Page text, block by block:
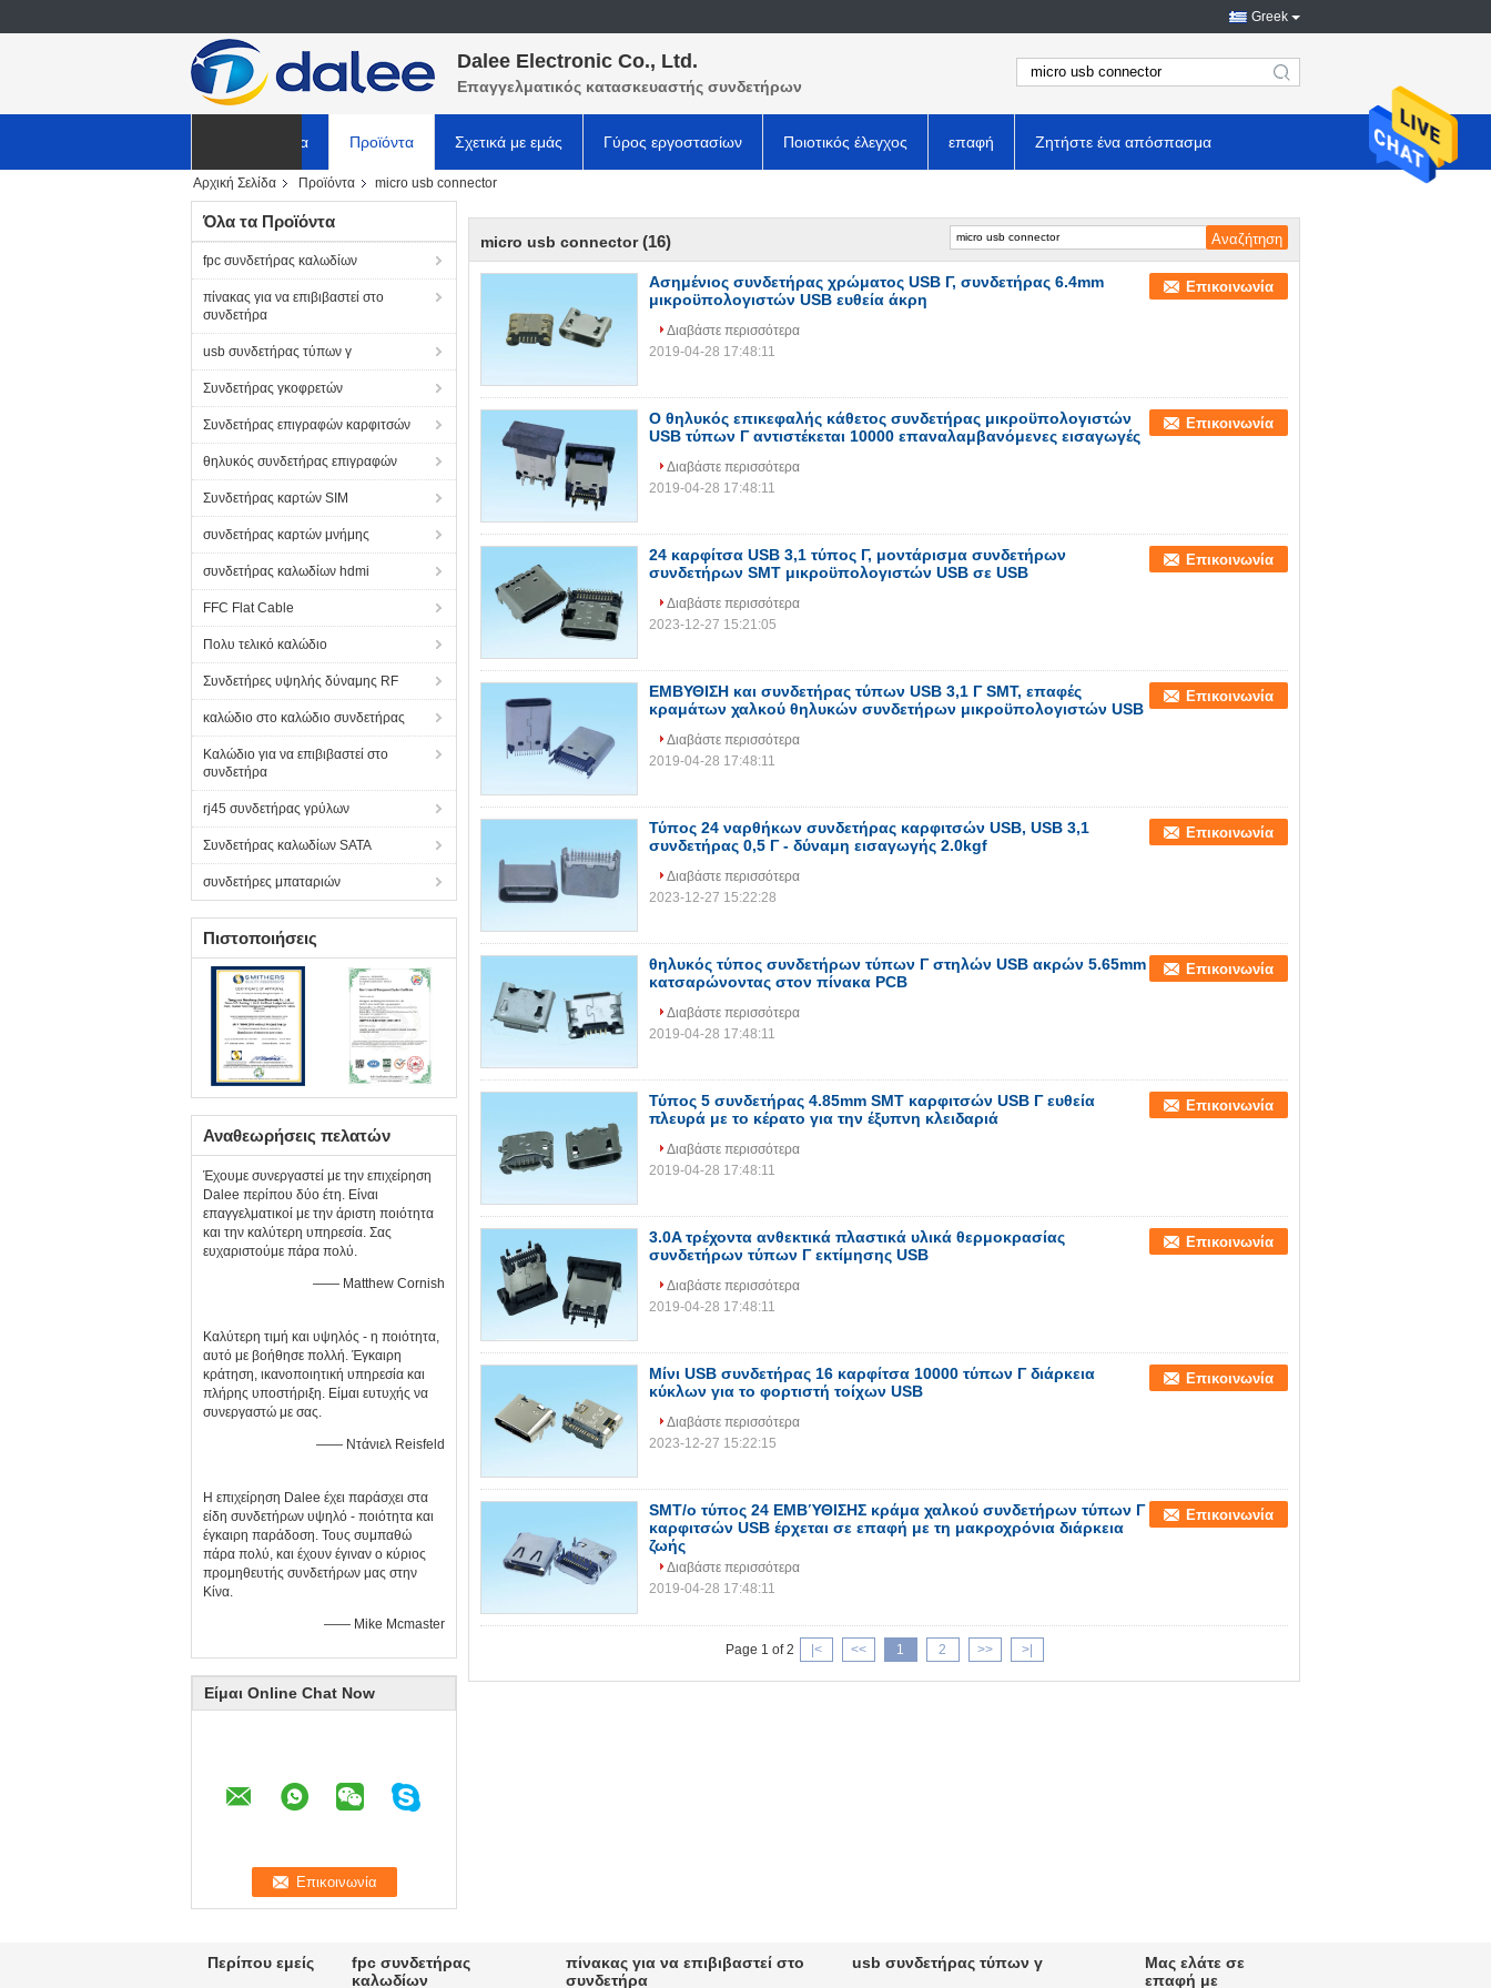
Greek
Dalee Electronic Co., Ltd.
Επαγγελματικός κατασκευαστής συνδετήρων search
Αρχική Σελίδα Προϊόντα Σχετικά με εμάς Γύρος εργοστασίων Ποιοτικός έλεγχος επαφή Ζητήστε ένα απόσπασμα
ΕΙΔΗΣΕΙΣ
Αρχική Σελίδα Προϊόντα micro usb connector
Όλα τα Προϊόντα
fpc συνδετήρας καλωδίων
πίνακας για να επιβιβαστεί στο
συνδετήρα
usb συνδετήρας τύπων γ
Συνδετήρας γκοφρετών
Συνδετήρας επιγραφών καρφιτσών
θηλυκός συνδετήρας επιγραφών
Συνδετήρας καρτών SIM
συνδετήρας καρτών μνήμης
συνδετήρας καλωδίων hdmi
FFC Flat Cable
Πολυ τελικό καλώδιο
Συνδετήρες υψηλής δύναμης RF
καλώδιο στο καλώδιο συνδετήρας
Καλώδιο για να επιβιβαστεί στο
συνδετήρα
rj45 συνδετήρας γρύλων
Συνδετήρας καλωδίων SATA
συνδετήρες μπαταριών
Πιστοποιήσεις
Αναθεωρήσεις πελατών
Έχουμε συνεργαστεί με την επιχείρηση
Dalee περίπου δύο έτη. Είναι
επαγγελματικοί με την άριστη ποιότητα
και την καλύτερη υπηρεσία. Σας
ευχαριστούμε πάρα πολύ.
—— Matthew Cornish
Καλύτερη τιμή και υψηλός - η ποιότητα,
αυτό με βοήθησε πολλή. Έγκαιρη
κράτηση, ικανοποιητική υπηρεσία και
πλήρης υποστήριξη. Είμαι ευτυχής να
συνεργαστώ με σας.
—— Ντάνιελ Reisfeld
Η επιχείρηση Dalee έχει παράσχει στα
είδη συνδετήρων υψηλό - ποιότητα και
έγκαιρη παράδοση. Τους συμπαθώ
πάρα πολύ, και έχουν έγιναν ο κύριος
προμηθευτής συνδετήρων μας στην
Κίνα.
—— Mike Mcmaster
Είμαι Online Chat Now
micro usb connector (16)
Ασημένιος συνδετήρας χρώματος USB Γ, συνδετήρας 6.4mm
μικροϋπολογιστών USB ευθεία άκρη
Επικοινωνία
Διαβάστε περισσότερα
2019-04-28 17:48:11
Ο θηλυκός επικεφαλής κάθετος συνδετήρας μικροϋπολογιστών
USB τύπων Γ αντιστέκεται 10000 επαναλαμβανόμενες εισαγωγές
Επικοινωνία
Διαβάστε περισσότερα
2019-04-28 17:48:11
24 καρφίτσα USB 3,1 τύπος Γ, μοντάρισμα συνδετήρων
συνδετήρων SMT μικροϋπολογιστών USB σε USB
Επικοινωνία
Διαβάστε περισσότερα
2023-12-27 15:21:05
ΕΜΒΥΘΙΣΗ και συνδετήρας τύπων USB 3,1 Γ SMT, επαφές
κραμάτων χαλκού θηλυκών συνδετήρων μικροϋπολογιστών USB
Επικοινωνία
Διαβάστε περισσότερα
2019-04-28 17:48:11
Τύπος 24 ναρθήκων συνδετήρας καρφιτσών USB, USB 3,1
συνδετήρας 0,5 Γ - δύναμη εισαγωγής 2.0kgf
Επικοινωνία
Διαβάστε περισσότερα
2023-12-27 15:22:28
θηλυκός τύπος συνδετήρων τύπων Γ στηλών USB ακρών 5.65mm
κατσαρώνοντας στον πίνακα PCB
Επικοινωνία
Διαβάστε περισσότερα
2019-04-28 17:48:11
Τύπος 5 συνδετήρας 4.85mm SMT καρφιτσών USB Γ ευθεία
πλευρά με το κέρατο για την έξυπνη κλειδαριά
Επικοινωνία
Διαβάστε περισσότερα
2019-04-28 17:48:11
3.0A τρέχοντα ανθεκτικά πλαστικά υλικά θερμοκρασίας
συνδετήρων τύπων Γ εκτίμησης USB
Επικοινωνία
Διαβάστε περισσότερα
2019-04-28 17:48:11
Μίνι USB συνδετήρας 16 καρφίτσα 10000 τύπων Γ διάρκεια
κύκλων για το φορτιστή τοίχων USB
Επικοινωνία
Διαβάστε περισσότερα
2023-12-27 15:22:15
SMT/ο τύπος 24 ΕΜΒΎΘΙΣΗΣ κράμα χαλκού συνδετήρων τύπων Γ
καρφιτσών USB έρχεται σε επαφή με τη μακροχρόνια διάρκεια
ζωής
Επικοινωνία
Διαβάστε περισσότερα
2019-04-28 17:48:11
Page 1 of 2 |< << 1 2 >> >|
Περίπου εμείς
fpc συνδετήρας
καλωδίων
πίνακας για να επιβιβαστεί στο
συνδετήρα
usb συνδετήρας τύπων γ
Μας ελάτε σε
επαφή με